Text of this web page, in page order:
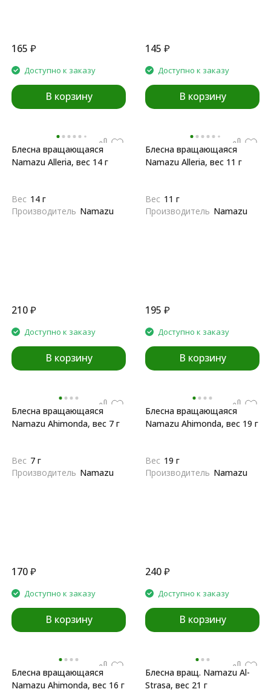
165 ₽
Доступно к заказу
В корзину
145 ₽
Доступно к заказу
В корзину
Блесна вращающаяся
Namazu Alleria, вес 14 г
Вес 14 г
Производитель Namazu
210₽
Доступно к заказу
В корзину
Блесна вращающаяся
Namazu Alleria, вес 11 г
Вес 11 г
Производитель Namazu
195 ₽
Доступно к заказу
В корзину
Блесна вращающаяся
Namazu Ahimonda, вес 7 г
Вес 7 г
Производитель Namazu
170₽
Доступно к заказу
В корзину
Блесна вращающаяся
Namazu Ahimonda, вес 19 г
Вес 19 г
Производитель Namazu
240₽
Доступно к заказу
В корзину
Блесна вращающаяся
Namazu Ahimonda, вес 16 г
Блесна вращ. Namazu Al-
Strasa, вес 21 г